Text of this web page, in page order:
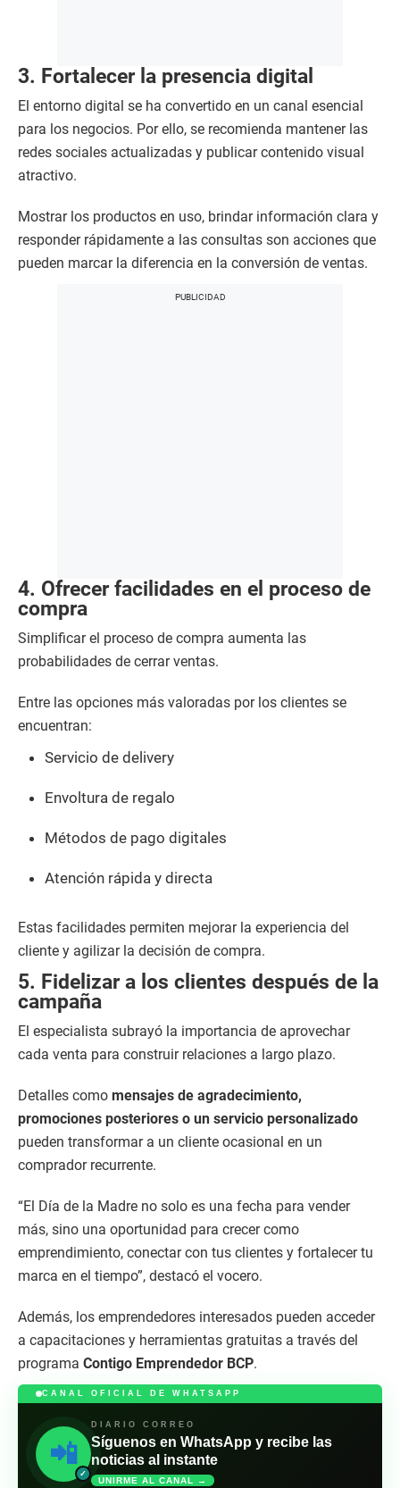
3. Fortalecer la presencia digital
El entorno digital se ha convertido en un canal esencial
para los negocios. Por ello, se recomienda mantener las
redes sociales actualizadas y publicar contenido visual
atractivo.
Mostrar los productos en uso, brindar información clara y
responder rápidamente a las consultas son acciones que
pueden marcar la diferencia en la conversión de ventas.
4. Ofrecer facilidades en el proceso de
compra
Simplificar el proceso de compra aumenta las
probabilidades de cerrar ventas.
Entre las opciones más valoradas por los clientes se
encuentran:
Servicio de delivery
Envoltura de regalo
Métodos de pago digitales
Atención rápida y directa
Estas facilidades permiten mejorar la experiencia del
cliente y agilizar la decisión de compra.
5. Fidelizar a los clientes después de la
campaña
El especialista subrayó la importancia de aprovechar
cada venta para construir relaciones a largo plazo.
Detalles como mensajes de agradecimiento,
promociones posteriores o un servicio personalizado
pueden transformar a un cliente ocasional en un
comprador recurrente.
“El Día de la Madre no solo es una fecha para vender
más, sino una oportunidad para crecer como
emprendimiento, conectar con tus clientes y fortalecer tu
marca en el tiempo”, destacó el vocero.
Además, los emprendedores interesados pueden acceder
a capacitaciones y herramientas gratuitas a través del
programa Contigo Emprendedor BCP.
CANAL OFICIAL DE WHATSAPP
📲
✓
DIARIO CORREO
Síguenos en WhatsApp y recibe las
noticias al instante
UNIRME AL CANAL →